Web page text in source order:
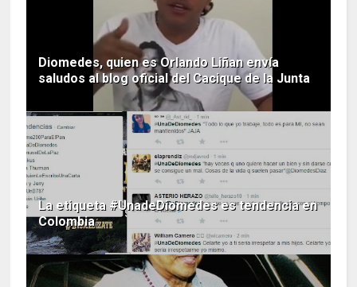
Diomedes, quien es Orlando Liñan envía
saludos al blog oficial del Cacique de la Junta
La etiqueta #UnadeDiomedes es tendencia en
Colombia